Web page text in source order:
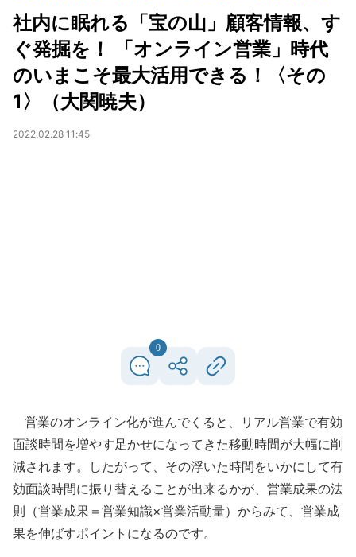
社内に眠れる「宝の山」顧客情報、す
ぐ発掘を！ 「オンライン営業」時代
のいまこそ最大活用できる！〈その
1〉（大関暁夫）
2022.02.28 11:45
0
営業のオンライン化が進んでくると、リアル営業で有効
面談時間を増やす足かせになってきた移動時間が大幅に削
減されます。したがって、その浮いた時間をいかにして有
効面談時間に振り替えることが出来るかが、営業成果の法
則（営業成果＝営業知識×営業活動量）からみて、営業成
果を伸ばすポイントになるのです。